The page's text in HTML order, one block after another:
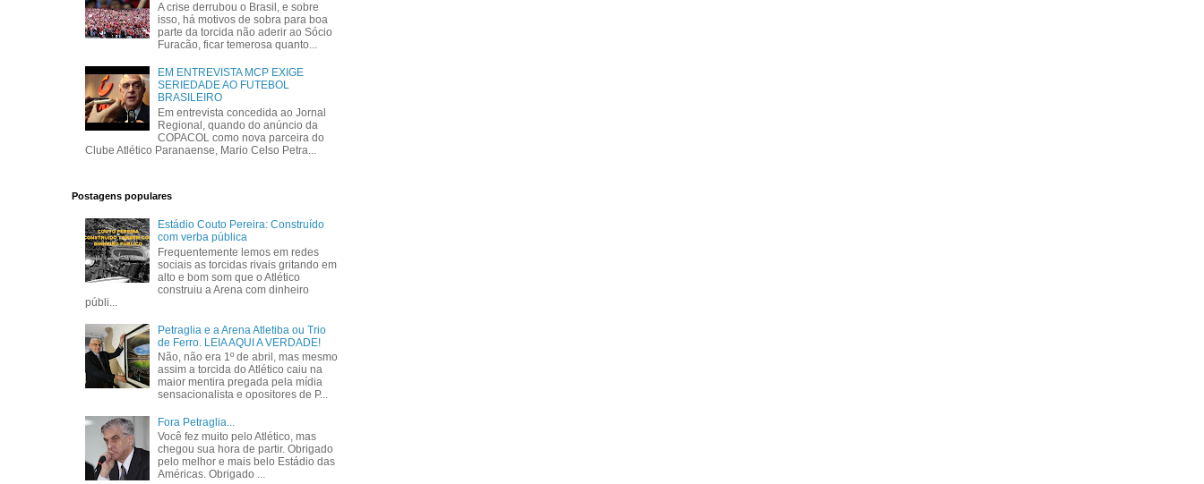
A crise derrubou o Brasil, e sobre
isso, há motivos de sobra para boa
parte da torcida não aderir ao Sócio
Furacão, ficar temerosa quanto...
EM ENTREVISTA MCP EXIGE
SERIEDADE AO FUTEBOL
BRASILEIRO
Em entrevista concedida ao Jornal
Regional, quando do anúncio da
COPACOL como nova parceira do
Clube Atlético Paranaense, Mario Celso Petra...
Postagens populares
Estádio Couto Pereira: Construído
com verba pública
Frequentemente lemos em redes
sociais as torcidas rivais gritando em
alto e bom som que o Atlético
construiu a Arena com dinheiro
públi...
Petraglia e a Arena Atletiba ou Trio
de Ferro. LEIA AQUI A VERDADE!
Não, não era 1º de abril, mas mesmo
assim a torcida do Atlético caiu na
maior mentira pregada pela mídia
sensacionalista e opositores de P...
Fora Petraglia...
Você fez muito pelo Atlético, mas
chegou sua hora de partir. Obrigado
pelo melhor e mais belo Estádio das
Américas. Obrigado ...